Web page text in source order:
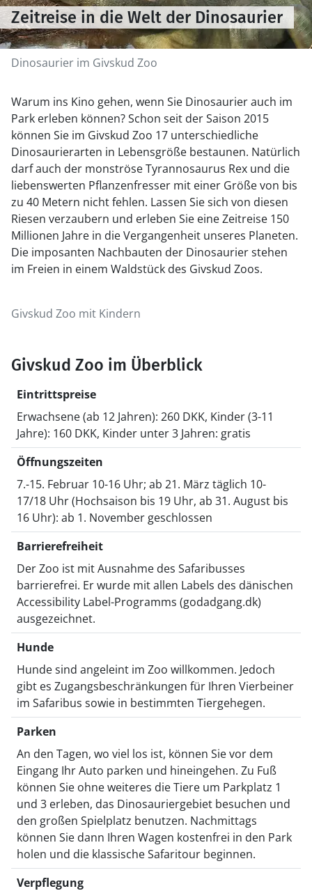
Dinosaurier im Givskud Zoo
Zeitreise in die Welt der Dinosaurier
Warum ins Kino gehen, wenn Sie Dinosaurier auch im
Park erleben können? Schon seit der Saison 2015
können Sie im Givskud Zoo 17 unterschiedliche
Dinosaurierarten in Lebensgröße bestaunen. Natürlich
darf auch der monströse Tyrannosaurus Rex und die
liebenswerten Pflanzenfresser mit einer Größe von bis
zu 40 Metern nicht fehlen. Lassen Sie sich von diesen
Riesen verzaubern und erleben Sie eine Zeitreise 150
Millionen Jahre in die Vergangenheit unseres Planeten.
Die imposanten Nachbauten der Dinosaurier stehen
im Freien in einem Waldstück des Givskud Zoos.
Givskud Zoo mit Kindern
Givskud Zoo im Überblick
Eintrittspreise
Erwachsene (ab 12 Jahren): 260 DKK, Kinder (3-11
Jahre): 160 DKK, Kinder unter 3 Jahren: gratis
Öffnungszeiten
7.-15. Februar 10-16 Uhr; ab 21. März täglich 10-
17/18 Uhr (Hochsaison bis 19 Uhr, ab 31. August bis
16 Uhr): ab 1. November geschlossen
Barrierefreiheit
Der Zoo ist mit Ausnahme des Safaribusses
barrierefrei. Er wurde mit allen Labels des dänischen
Accessibility Label-Programms (godadgang.dk)
ausgezeichnet.
Hunde
Hunde sind angeleint im Zoo willkommen. Jedoch
gibt es Zugangsbeschränkungen für Ihren Vierbeiner
im Safaribus sowie in bestimmten Tiergehegen.
Parken
An den Tagen, wo viel los ist, können Sie vor dem
Eingang Ihr Auto parken und hineingehen. Zu Fuß
können Sie ohne weiteres die Tiere um Parkplatz 1
und 3 erleben, das Dinosauriergebiet besuchen und
den großen Spielplatz benutzen. Nachmittags
können Sie dann Ihren Wagen kostenfrei in den Park
holen und die klassische Safaritour beginnen.
Verpflegung